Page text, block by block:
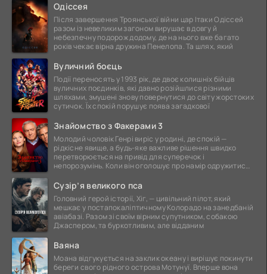
Одіссея
Після завершення Троянської війни цар Ітаки Одіссей
разом із невеликим загоном вирушає в довгу й
небезпечну подорож додому, де на нього вже багато
років чекає вірна дружина Пенелопа. Та шлях, який
Вуличний боєць
Події переносять у 1993 рік, де двоє колишніх бійців
вуличних поєдинків, які давно розійшлися різними
шляхами, змушені знову повернутися до світу жорстоких
сутичок. Їх спокій порушує поява загадкової
Знайомство з Факерами 3
Молодий чоловік Генрі виріс у родині, де спокій —
рідкісне явище, а будь-яке важливе рішення швидко
перетворюється на привід для суперечок і
непорозумінь. Коли він оголошує про намір одружитися,
Сузір’я великого пса
Головний герой історії, Хіг, — цивільний пілот, який
мешкає у постапокаліптичному Колорадо на занедбаній
авіабазі. Разом зі своїм вірним супутником, собакою
Джаспером, та буркотливим, але відданим
Ваяна
Моана відгукується на заклик океану і вирішує покинути
береги свого рідного острова Мотунуї. Вперше вона